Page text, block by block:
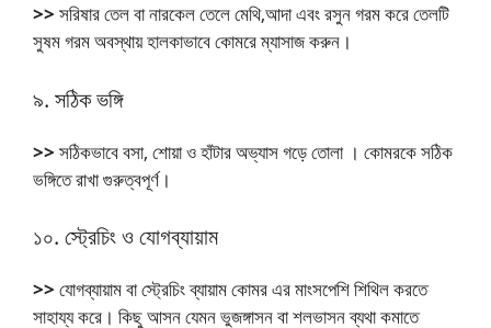
>> সরিষার তেল বা নারকেল তেলে মেথি,আদা এবং রসুন গরম করে তেলটি
সুষম গরম অবস্থায় হালকাভাবে কোমরে ম্যাসাজ করুন।
৯. সঠিক ভঙ্গি
>> সঠিকভাবে বসা, শোয়া ও হাঁটার অভ্যাস গড়ে তোলা । কোমরকে সঠিক
ভঙ্গিতে রাখা গুরুত্বপূর্ণ।
১০. স্ট্রেচিং ও যোগব্যায়াম
>> যোগব্যায়াম বা স্ট্রেচিং ব্যায়াম কোমর এর মাংসপেশি শিথিল করতে
সাহায্য করে। কিছু আসন যেমন ভুজঙ্গাসন বা শলভাসন ব্যথা কমাতে